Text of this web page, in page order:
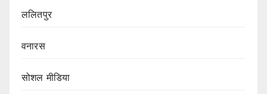
ललितपुर
वनारस
सोशल मीडिया